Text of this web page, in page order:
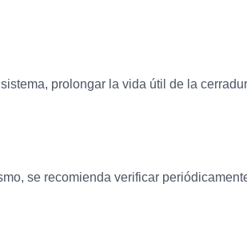
prolongar la vida útil de la
se recomienda verificar